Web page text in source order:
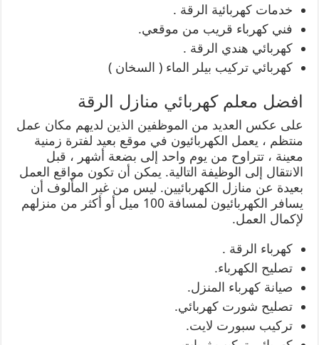
خدمات كهربائية الرقة .
فني كهرباء قريب من موقعي.
كهربائي هندي الرقة .
كهربائي تركيب بيلر الماء ( السخان )
افضل معلم كهربائي منازل الرقة
على عكس العديد من الموظفين الذين لديهم مكان عمل
منتظم ، يعمل الكهربائيون في موقع بعيد لفترة زمنية
معينة ، تتراوح من يوم واحد إلى بضعة أشهر ، قبل
الانتقال إلى الوظيفة التالية. يمكن أن تكون مواقع العمل
بعيدة عن منازل الكهربائيين. ليس من غير المألوف أن
يسافر الكهربائيون لمسافة 100 ميل أو أكثر من منزلهم
لإكمال العمل.
كهرباء الرقة .
تصليح الكهرباء.
صيانة كهرباء المنزل.
تصليح شورت كهربائي.
تركيب سبورت لايت.